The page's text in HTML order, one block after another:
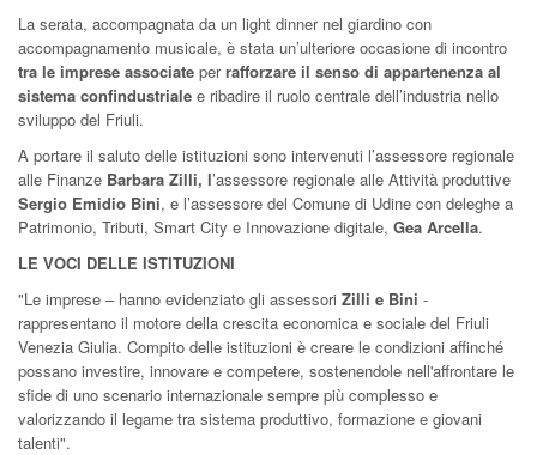
La serata, accompagnata da un light dinner nel giardino con
accompagnamento musicale, è stata un’ulteriore occasione di incontro
tra le imprese associate perrafforzare il senso di appartenenza al
sistema confindustriale e ribadire il ruolo centrale dell’industria nello
sviluppo del Friuli.
A portare il saluto delle istituzioni sono intervenuti l’assessore regionale
alle Finanze Barbara Zilli, l’assessore regionale alle Attività produttive
Sergio Emidio Bini, e l’assessore del Comune di Udine con deleghe a
Patrimonio, Tributi, Smart City e Innovazione digitale, Gea Arcella.
LE VOCI DELLE ISTITUZIONI
"Le imprese – hanno evidenziato gli assessori Zilli e Bini -
rappresentano il motore della crescita economica e sociale del Friuli
Venezia Giulia. Compito delle istituzioni è creare le condizioni affinché
possano investire, innovare e competere, sostenendole nell'affrontare le
sfide di uno scenario internazionale sempre più complesso e
valorizzando il legame tra sistema produttivo, formazione e giovani
talenti".